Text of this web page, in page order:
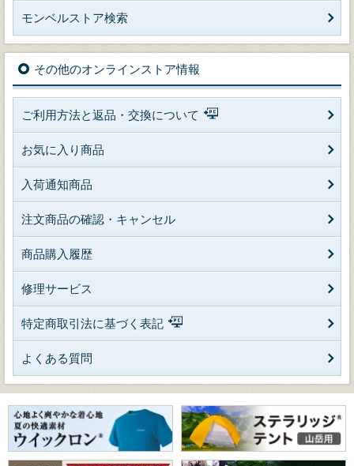
モンベルストア検索
その他のオンラインストア情報
ご利用方法と返品・交換について
お気に入り商品
入荷通知商品
注文商品の確認・キャンセル
商品購入履歴
修理サービス
特定商取引法に基づく表記
よくある質問